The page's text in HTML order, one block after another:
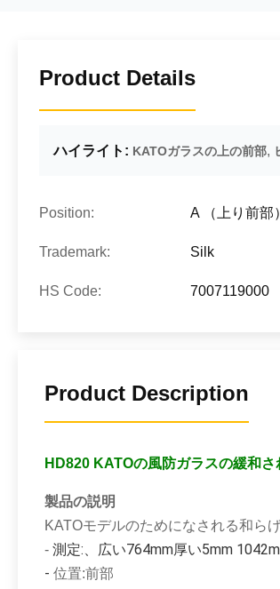
Product Details
ハイライト: KATOガラスの上の前部,
Position: A （上り前部）
Trademark: Silk
HS Code: 7007119000
Product Description
HD820 KATOの風防ガラスの緩和
製品の説明
KATOモデルのためになされる和ら
- 測定:、広い764mm厚い5mm
- 位置:前部